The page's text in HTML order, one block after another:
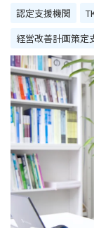
認定支援機関
経営改善計画策定